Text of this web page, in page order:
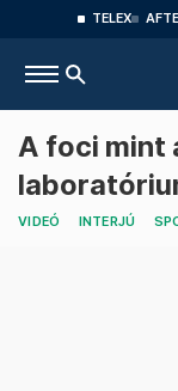
TELEX
A foci mint
VIDEÓ INTERJÚ